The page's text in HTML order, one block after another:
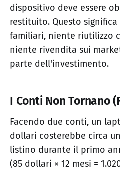
dispositivo deve essere
restituito. Questo
familiari, niente riutilizzo
niente rivendita sui
parte dell'investimento.
I Conti Non Tornano
Facendo due conti, un
dollari costerebbe circa
listino durante il primo
(85 dollari × 12 mesi =